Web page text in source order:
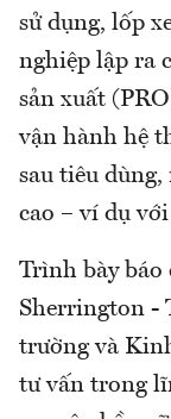
sử dụng, lốp
nghiệp lập ra
sản xuất
vận hành hệ
sau tiêu
cao – ví dụ
Trình bày báo
Sherrington -
trường và
tư vấn trong